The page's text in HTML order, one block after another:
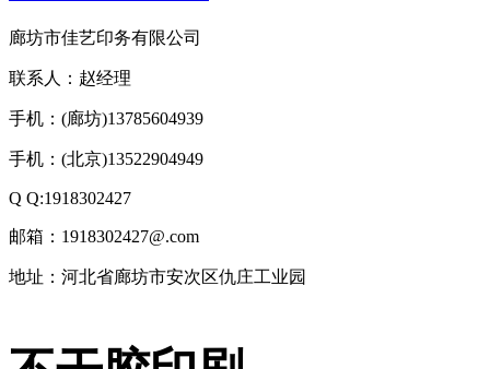
廊坊市佳艺印务有限公司
联系人：赵经理
手机：(廊坊)13785604939
手机：(北京)13522904949
Q Q:1918302427
邮箱：1918302427@.com
地址：河北省廊坊市安次区仇庄工业园
术